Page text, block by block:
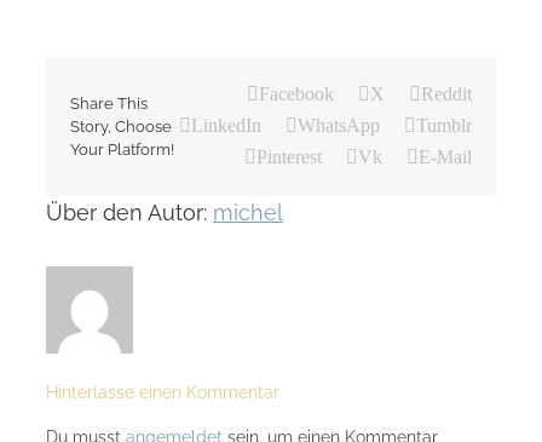
Share This
Story, Choose
Your Platform!
Facebook X
Reddit
LinkedIn
WhatsApp
Tumblr
Pinterest
Vk E-Mail
Über den Autor: michel
Hinterlasse einen Kommentar
Du musst angemeldet sein, um einen Kommentar